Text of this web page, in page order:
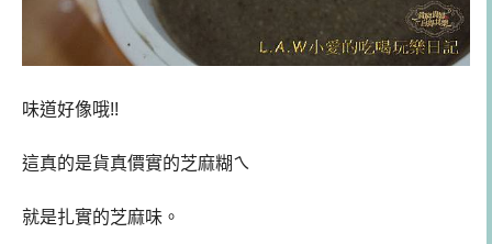
味道好像哦!!
這真的是貨真價實的芝麻糊ㄟ
就是扎實的芝麻味。